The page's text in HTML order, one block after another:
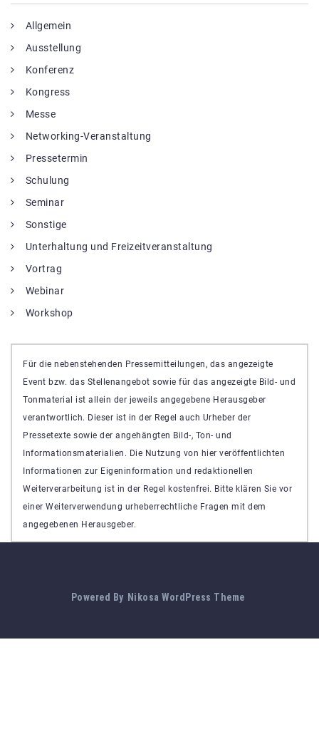
Allgemein
Ausstellung
Konferenz
Kongress
Messe
Networking-Veranstaltung
Pressetermin
Schulung
Seminar
Sonstige
Unterhaltung und Freizeitveranstaltung
Vortrag
Webinar
Workshop
Für die nebenstehenden Pressemitteilungen, das angezeigte
Event bzw. das Stellenangebot sowie für das angezeigte Bild- und
Tonmaterial ist allein der jeweils angegebene Herausgeber
verantwortlich. Dieser ist in der Regel auch Urheber der
Pressetexte sowie der angehängten Bild-, Ton- und
Informationsmaterialien. Die Nutzung von hier veröffentlichten
Informationen zur Eigeninformation und redaktionellen
Weiterverarbeitung ist in der Regel kostenfrei. Bitte klären Sie vor
einer Weiterverwendung urheberrechtliche Fragen mit dem
angegebenen Herausgeber.
Powered By Nikosa WordPress Theme